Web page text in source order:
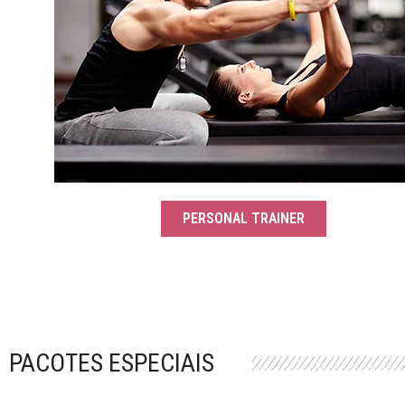
PERSONAL TRAINER
PACOTES ESPECIAIS